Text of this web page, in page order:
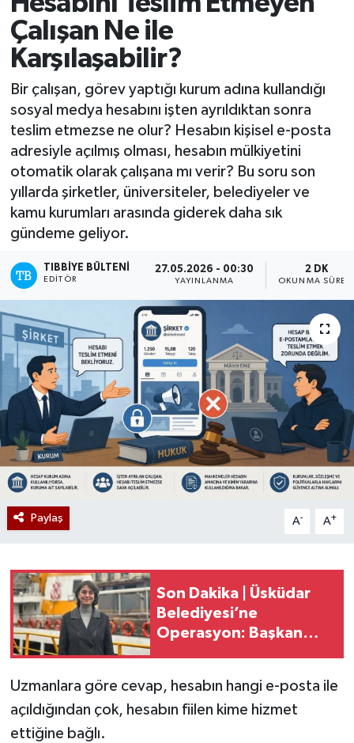
Çalışan Ne ile
Karşılaşabilir?
Bir çalışan, görev yaptığı kurum adına kullandığı
sosyal medya hesabını işten ayrıldıktan sonra
teslim etmezse ne olur? Hesabın kişisel e-posta
adresiyle açılmış olması, hesabın mülkiyetini
otomatik olarak çalışana mı verir? Bu soru son
yıllarda şirketler, üniversiteler, belediyeler ve
kamu kurumları arasında giderek daha sık
gündeme geliyor.
TIBBIYE BÜLTENI
EDITÖR
27.05.2026 - 00:30
YAYINLANMA
2 DK
OKUNMA
Paylaş A- A+
Son Dakika | Üsküdar
Belediyesi’ne
Operasyon: Başkan
Uzmanlara göre cevap, hesabın hangi e-posta ile
açıldığından çok, hesabın fiilen kime hizmet
ettiğine bağlı.
Mevzuat